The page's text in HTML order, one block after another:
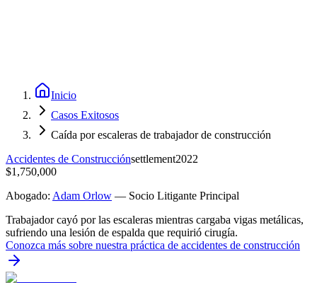
Inicio
Casos Exitosos
Caída por escaleras de trabajador de construcción
Accidentes de Construcciónsettlement2022
$1,750,000
Abogado: Adam Orlow — Socio Litigante Principal
Trabajador cayó por las escaleras mientras cargaba vigas metálicas,
sufriendo una lesión de espalda que requirió cirugía.
Conozca más sobre nuestra práctica de accidentes de construcción